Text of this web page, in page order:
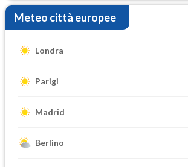
Meteo città europee
Londra
Parigi
Madrid
Berlino